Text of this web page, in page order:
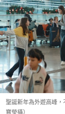
聖誕新年為外遊高峰
寶瑩攝）